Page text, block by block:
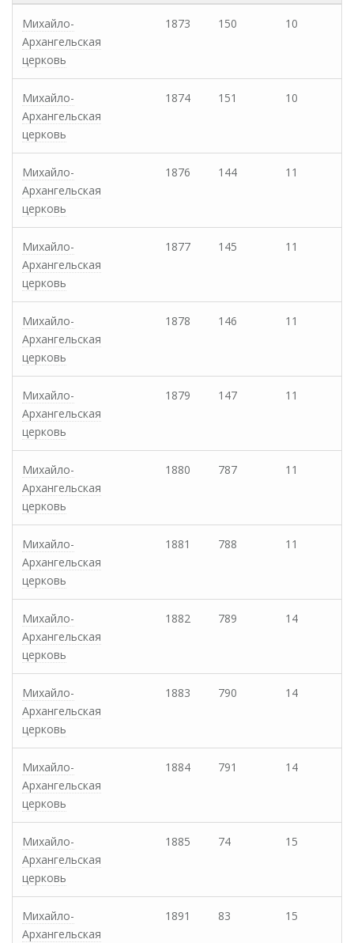
Михайло-
Архангельская
церковь
1873 150 10
Михайло-
Архангельская
церковь
1874 151 10
Михайло-
Архангельская
церковь
1876 144 11
Михайло-
Архангельская
церковь
1877 145 11
Михайло-
Архангельская
церковь
1878 146 11
Михайло-
Архангельская
церковь
1879 147 11
Михайло-
Архангельская
церковь
1880 787 11
Михайло-
Архангельская
церковь
1881 788 11
Михайло-
Архангельская
церковь
1882 789 14
Михайло-
Архангельская
церковь
1883 790 14
Михайло-
Архангельская
церковь
1884 791 14
Михайло-
Архангельская
церковь
1885 74 15
Михайло-
Архангельская
1891 83 15